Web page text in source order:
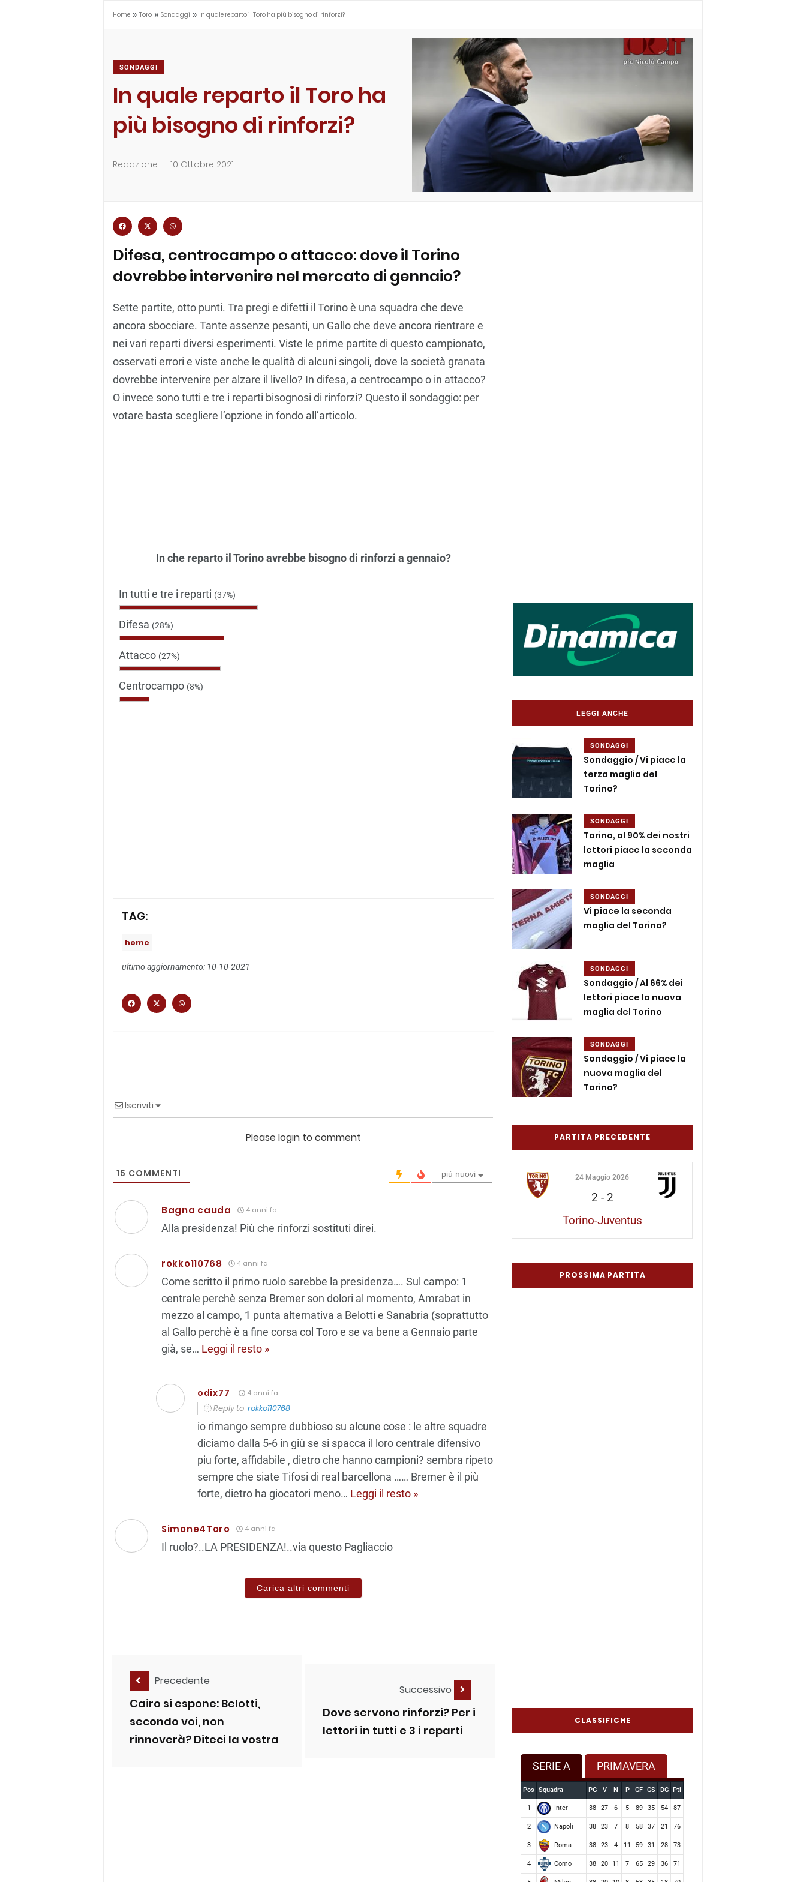
Home » Toro » Sondaggi » In quale reparto il Toro ha più bisogno di rinforzi?
SONDAGGI
In quale reparto il Toro ha
più bisogno di rinforzi?
Redazione - 10 Ottobre 2021
Difesa, centrocampo o attacco: dove il Torino
dovrebbe intervenire nel mercato di gennaio?
Sette partite, otto punti. Tra pregi e difetti il Torino è una squadra che deve
ancora sbocciare. Tante assenze pesanti, un Gallo che deve ancora rientrare e
nei vari reparti diversi esperimenti. Viste le prime partite di questo campionato,
osservati errori e viste anche le qualità di alcuni singoli, dove la società granata
dovrebbe intervenire per alzare il livello? In difesa, a centrocampo o in attacco?
O invece sono tutti e tre i reparti bisognosi di rinforzi? Questo il sondaggio: per
votare basta scegliere l’opzione in fondo all’articolo.
In che reparto il Torino avrebbe bisogno di rinforzi a gennaio?
In tutti e tre i reparti (37%)
Difesa (28%)
Attacco (27%)
Centrocampo (8%)
TAG:
home
ultimo aggiornamento: 10-10-2021
Iscriviti
Please login to comment
15 COMMENTI più nuovi
Bagna cauda 4 anni fa
Alla presidenza! Più che rinforzi sostituti direi.
rokko110768 4 anni fa
Come scritto il primo ruolo sarebbe la presidenza…. Sul campo: 1
centrale perchè senza Bremer son dolori al momento, Amrabat in
mezzo al campo, 1 punta alternativa a Belotti e Sanabria (soprattutto
al Gallo perchè è a fine corsa col Toro e se va bene a Gennaio parte
già, se… Leggi il resto »
odix77 4 anni fa
Reply to rokko110768
io rimango sempre dubbioso su alcune cose : le altre squadre
diciamo dalla 5-6 in giù se si spacca il loro centrale difensivo
piu forte, affidabile , dietro che hanno campioni? sembra ripeto
sempre che siate Tifosi di real barcellona …… Bremer è il più
forte, dietro ha giocatori meno… Leggi il resto »
Simone4Toro 4 anni fa
Il ruolo?..LA PRESIDENZA!..via questo Pagliaccio
Carica altri commenti
Precedente
Cairo si espone: Belotti,
secondo voi, non
rinnoverà? Diteci la vostra
Successivo
Dove servono rinforzi? Per i
lettori in tutti e 3 i reparti
LEGGI ANCHE
SONDAGGI
Sondaggio / Vi piace la
terza maglia del
Torino?
SONDAGGI
Torino, al 90% dei nostri
lettori piace la seconda
maglia
SONDAGGI
Vi piace la seconda
maglia del Torino?
SONDAGGI
Sondaggio / Al 66% dei
lettori piace la nuova
maglia del Torino
SONDAGGI
Sondaggio / Vi piace la
nuova maglia del
Torino?
PARTITA PRECEDENTE
24 Maggio 2026
2 - 2
Torino-Juventus
PROSSIMA PARTITA
CLASSIFICHE
SERIE A PRIMAVERA
Pos Squadra PG V N P GF GS DG Pti
1 Inter 38 27 6 5 89 35 54 87
2 Napoli 38 23 7 8 58 37 21 76
3 Roma 38 23 4 11 59 31 28 73
4 Como 38 20 11 7 65 29 36 71